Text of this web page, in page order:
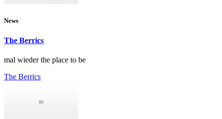
News
The Berrics
mal wieder the place to be
The Berrics